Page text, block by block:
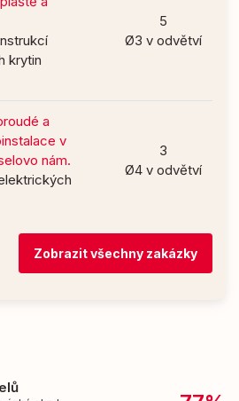
krytin
5
Ø3 v odvětví
a
v
nám.
3
Ø4 v odvětví
Zobrazit všechny zakázky